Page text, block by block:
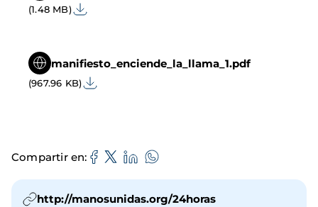
(1.48 MB)
manifiesto_enciende_la_llama_1.pdf
(967.96 KB)
Compartir en
http://manosunidas.org/24horas